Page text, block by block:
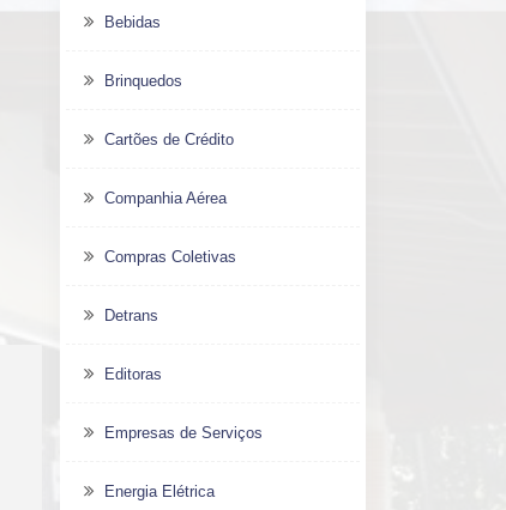
Bebidas
Brinquedos
Cartões de Crédito
Companhia Aérea
Compras Coletivas
Detrans
Editoras
Empresas de Serviços
Energia Elétrica